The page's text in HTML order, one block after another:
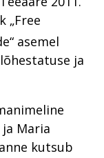
„Free
asemel
ja
Maria
kutsub